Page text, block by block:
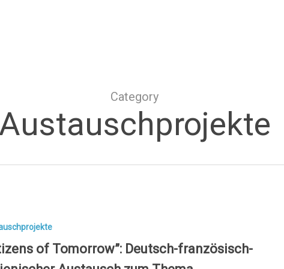
Category
of Tomorrow”: Deutsch-französisch-